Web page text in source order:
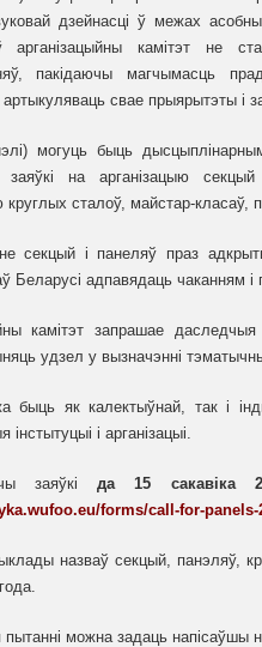
дзейнасці ў межах
арганізацыйны камітэт не
пакідаючы магчымасць
свае прыярытэты і
могуць быць
заяўкі на арганізацыю
круглых сталоў, майстар-класаў,
секцый і панеляў праз
Беларусі адпавядаць чаканням і
камітэт запрашае
удзел у вызначэнні
быць як калектыўнай, так і
інстытуцыі і арганізацыі.
заяўкіда15 сакавіка
forms/call-for-panels-
назваў секцый, панэляў,
можна задаць напісаўшы